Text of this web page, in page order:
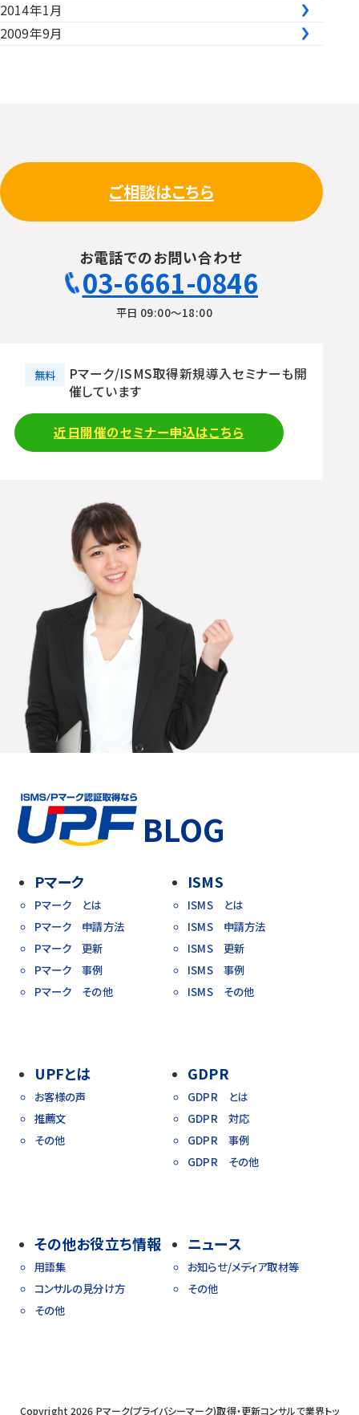
2014年1月
2009年9月
ご相談はこちら
お電話でのお問い合わせ
03-6661-0846
平日 09:00〜18:00
無料
Pマーク/ISMS取得新規導入セミナーも開
催しています
近日開催のセミナー申込はこちら
BLOG
Pマーク
Pマーク とは
Pマーク 申請方法
Pマーク 更新
Pマーク 事例
Pマーク その他
ISMS
ISMS とは
ISMS 申請方法
ISMS 更新
ISMS 事例
ISMS その他
UPFとは
お客様の声
推薦文
その他
GDPR
GDPR とは
GDPR 対応
GDPR 事例
GDPR その他
その他お役立ち情報
用語集
コンサルの見分け方
その他
ニュース
お知らせ/メディア取材等
その他
Copyright 2026 Pマーク(プライバシーマーク)取得・更新コンサルで業界トッ